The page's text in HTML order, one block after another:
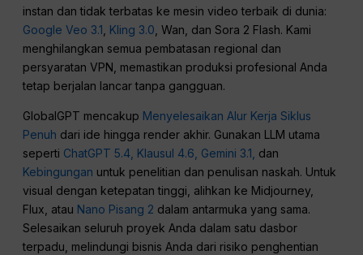
instan dan tidak terbatas ke mesin video terbaik di dunia:
Google Veo 3.1 Kling 3.0 , Wan, dan Sora 2 Flash. Kami
menghilangkan semua pembatasan regional dan
persyaratan VPN, memastikan produksi profesional Anda
tetap berjalan lancar tanpa gangguan.
GlobalGPT mencakup Menyelesaikan Alur Kerja Siklus
Penuh dari ide hingga render akhir. Gunakan LLM utama
seperti ChatGPT 5.4, Klausul 4.6, Gemini 3.1, dan
Kebingungan untuk penelitian dan penulisan naskah. Untuk
visual dengan ketepatan tinggi, alihkan ke Midjourney,
Flux, atau Nano Pisang 2 dalam antarmuka yang sama.
Selesaikan seluruh proyek Anda dalam satu dasbor
terpadu, melindungi bisnis Anda dari risiko penghentian